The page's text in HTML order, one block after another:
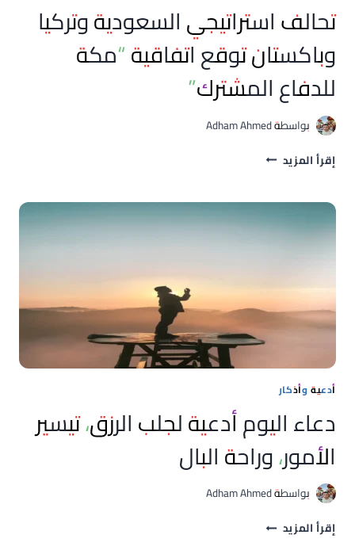
تحالف استراتيجي السعودية وتركيا
وباكستان توقع اتفاقية “مكة
للدفاع المشترك”
بواسطةAdham Ahmed
إقرأ المزيد تحالف
وتركيا
وباكستان
توقع
للدفاع
المشترك”
أدعية وأذكار
دعاء اليوم أدعية لجلب الرزق، تيسير
الأمور، وراحة البال
بواسطةAdham Ahmed
إقرأ المزيد دعاء